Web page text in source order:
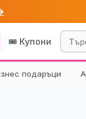
🎟️ Купони
подаръци